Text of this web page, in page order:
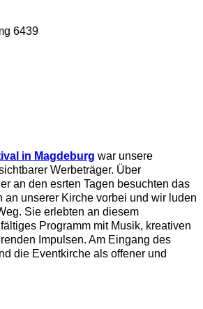
in Magdeburg war unsere
Werbeträger. Über
an den esrten Tagen besuchten das
an unserer Kirche vorbei und wir luden
Sie erlebten an diesem
Programm mit Musik, kreativen
Impulsen. Am Eingang des
die Eventkirche als offener und